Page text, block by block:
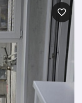
потолка и пола